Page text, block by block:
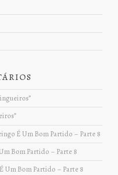
É Um Bom Partido – Parte 8
Bom Partido – Parte 8
Um Bom Partido – Parte 8